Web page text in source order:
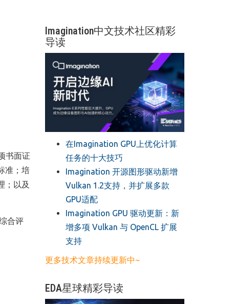
书面证
准；培
；以及
合评
Imagination中文技术社区精彩
导读
在Imagination GPU上优化计算
任务的十大技巧
​Imagination 开源图形驱动新增
Vulkan 1.2支持，并扩展多款
GPU适配
​Imagination GPU 驱动更新：新
增多项 Vulkan 与 OpenCL 扩展
支持
更多技术文章持续更新中~
EDA星球精彩导读